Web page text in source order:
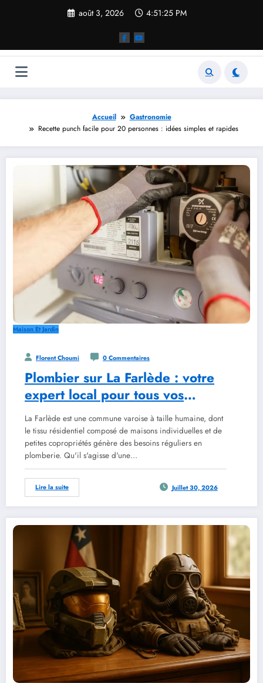
août 3, 2026 4:51:26 PM
Accueil
Gastronomie
Recette punch facile pour 20 personnes : idées simples et rapides
Maison Et Jardin
Florent Choumi 0 Commentaires
Plombier sur La Farlède : votre
expert local pour tous vos
travaux
La Farlède est une commune varoise à taille humaine, dont
le tissu résidentiel composé de maisons individuelles et de
petites copropriétés génère des besoins réguliers en
plomberie. Qu'il s'agisse d'une…
Lire la suite Juillet 30, 2026